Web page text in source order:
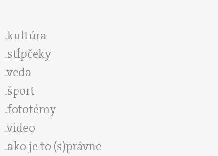
kultúra
stĺpčeky
veda
šport
fototémy
video
ako je to (s)právne